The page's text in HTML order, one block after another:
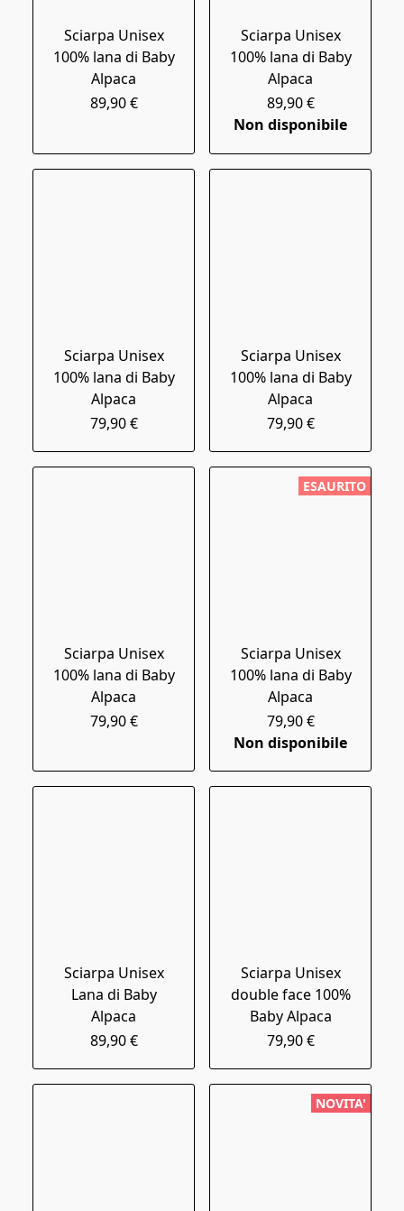
Sciarpa Unisex
100% lana di Baby
Alpaca
89,90 €
Sciarpa Unisex
100% lana di Baby
Alpaca
89,90 €
Non disponibile
Sciarpa Unisex
100% lana di Baby
Alpaca
79,90 €
Sciarpa Unisex
100% lana di Baby
Alpaca
79,90 €
Sciarpa Unisex
100% lana di Baby
Alpaca
79,90 €
ESAURITO
Sciarpa Unisex
100% lana di Baby
Alpaca
79,90 €
Non disponibile
Sciarpa Unisex
Lana di Baby
Alpaca
89,90 €
Sciarpa Unisex
double face 100%
Baby Alpaca
79,90 €
NOVITA'